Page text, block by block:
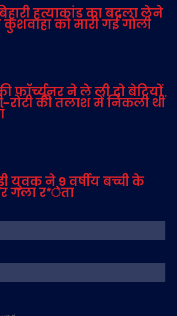
हत्याकांड का बदला लेने
को मारी गई गोली
फॉर्च्यूनर ने ले ली दो बेटियों
रोटी की तलाश में निकली थीं
युवक ने 9 वर्षीय बच्ची के
गला र*ेता